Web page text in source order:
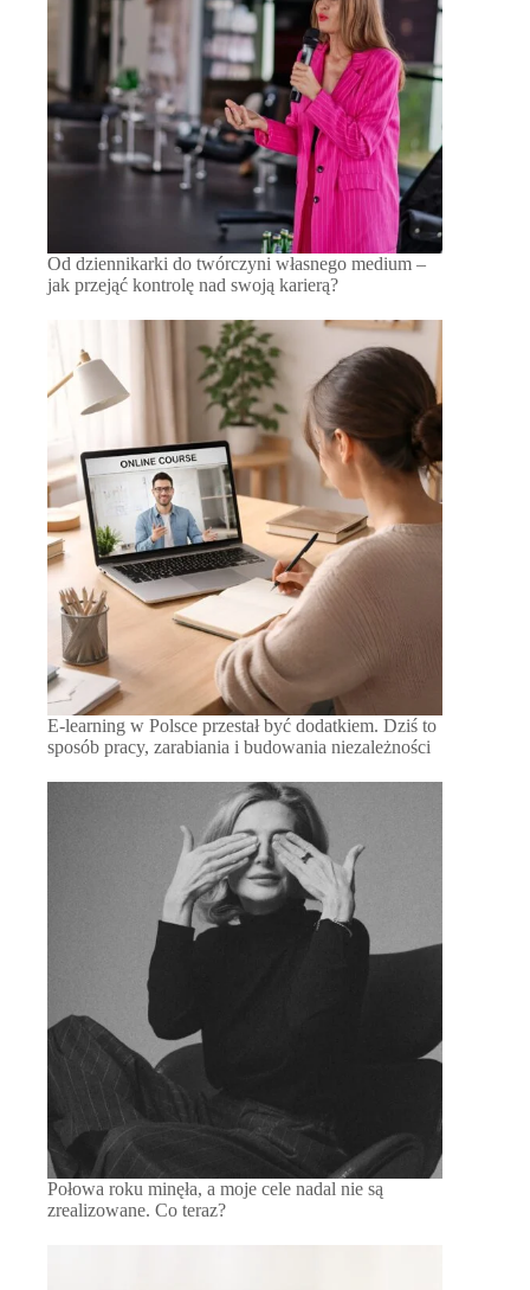
Od dziennikarki do twórczyni własnego medium –
jak przejąć kontrolę nad swoją karierą?
E-learning w Polsce przestał być dodatkiem. Dziś to
sposób pracy, zarabiania i budowania niezależności
Połowa roku minęła, a moje cele nadal nie są
zrealizowane. Co teraz?